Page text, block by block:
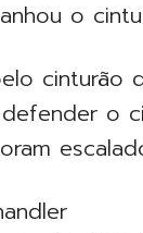
o
cinturão
o